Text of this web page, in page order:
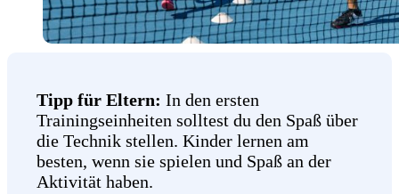
Tipp für Eltern: In den ersten
Trainingseinheiten solltest du den Spaß über
die Technik stellen. Kinder lernen am
besten, wenn sie spielen und Spaß an der
Aktivität haben.